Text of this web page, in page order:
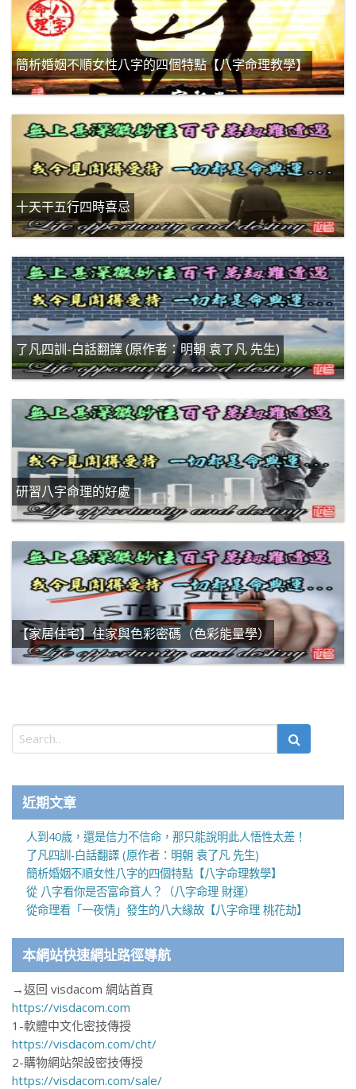
簡析婚姻不順女性八字的四個特點【八字命理教學】
十天干五行四時喜忌
了凡四訓-白話翻譯 (原作者：明朝 袁了凡 先生)
研習八字命理的好處
【家居住宅】住家與色彩密碼（色彩能量學）
近期文章
人到40歲，還是信力不信命，那只能說明此人悟性太差！
了凡四訓-白話翻譯 (原作者：明朝 袁了凡 先生)
簡析婚姻不順女性八字的四個特點【八字命理教學】
從 八字看你是否富命貧人？（八字命理 財運）
從命理看「一夜情」發生的八大緣故【八字命理 桃花劫】
本網站快速網址路徑導航
→返回 visdacom 網站首頁
https://visdacom.com
1-軟體中文化密技傳授
https://visdacom.com/cht/
2-購物網站架設密技傳授
https://visdacom.com/sale/